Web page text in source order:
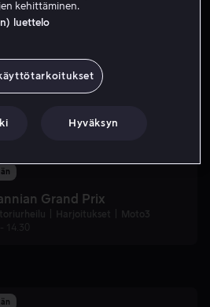
Grand Prix
1. vapaat harjoitukset
Grand Prix
Harjoitukset
Moto3
- 14.30
kehittäminen.
luettelo
Hyväksyn